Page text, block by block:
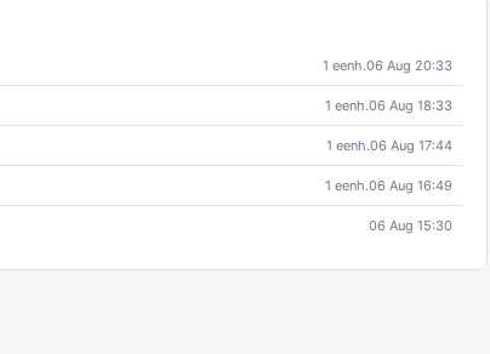
1 eenh.06 Aug 20:33
1 eenh.06 Aug 18:33
1 eenh.06 Aug 17:44
1 eenh.06 Aug 16:49
06 Aug 15:30